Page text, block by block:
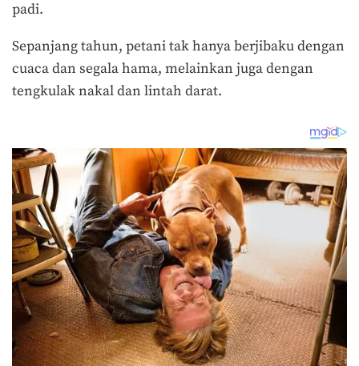
padi.
Sepanjang tahun, petani tak hanya berjibaku dengan
cuaca dan segala hama, melainkan juga dengan
tengkulak nakal dan lintah darat.